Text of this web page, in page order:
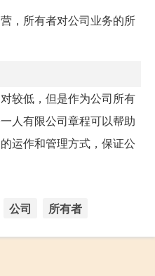
，所有者对公司业务的所
较低，但是作为公司所有
人有限公司章程可以帮助
运作和管理方式，保证公
公司 所有者